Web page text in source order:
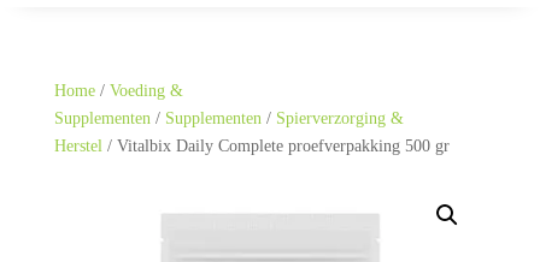
Home/ Voeding &
Supplementen/ Supplementen/ Spierverzorging &
Herstel/ Vitalbix Daily Complete proefverpakking 500 gr